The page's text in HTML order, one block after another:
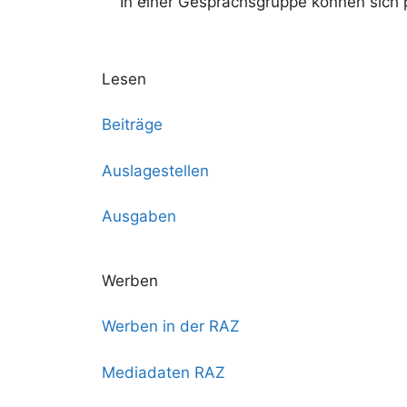
Lesen
Beiträge
Auslagestellen
Ausgaben
Werben
Werben in der RAZ
Mediadaten RAZ